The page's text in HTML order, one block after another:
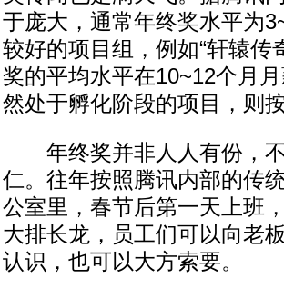
于庞大，通常年终奖水平为
较好的项目组，例如“轩辕传
奖的平均水平在10~12个月
然处于孵化阶段的项目，则
年终奖并非人人有份，不
仁。往年按照腾讯内部的传
公室里，春节后第一天上班
大排长龙，员工们可以向老
认识，也可以大方索要。